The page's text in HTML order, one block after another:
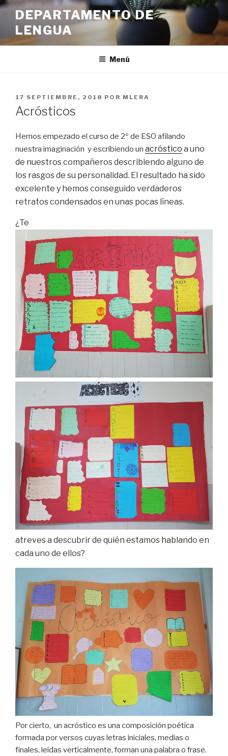
Ir
contenido
DEPARTAMENTO DE
LENGUA
Menú
PUBLICADO
EN
17 SEPTIEMBRE, 2018 POR MLERA
Acrósticos
Hemos empezado el curso de 2º de ESO afilando
nuestra imaginación y escribiendo un acróstico a uno
de nuestros compañeros describiendo alguno de
los rasgos de su personalidad. El resultado ha sido
excelente y hemos conseguido verdaderos
retratos condensados en unas pocas líneas.
¿Te
atreves a descubrir de quién estamos hablando en
cada uno de ellos?
Por cierto, un acróstico es una composición poética
formada por versos cuyas letras iniciales, medias o
finales, leídas verticalmente, forman una palabra o frase.